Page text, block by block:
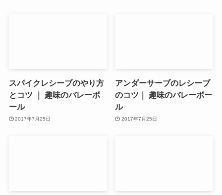
スパイクレシーブのやり方
とコツ ｜ 趣味のバレーボ
ール
2017年7月25日
アンダーサーブのレシーブ
のコツ｜ 趣味のバレーボー
ル
2017年7月25日